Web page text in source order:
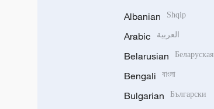
Albanian Shqip
Arabic العربية
Belarusian Беларуская
Bengali বাংলা
Bulgarian Български